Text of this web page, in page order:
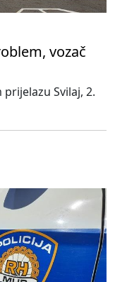
vozač
Svilaj, 2.